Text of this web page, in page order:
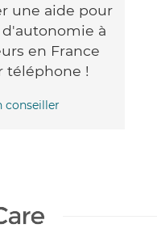
une aide pour
à
en France
téléphone !
conseiller